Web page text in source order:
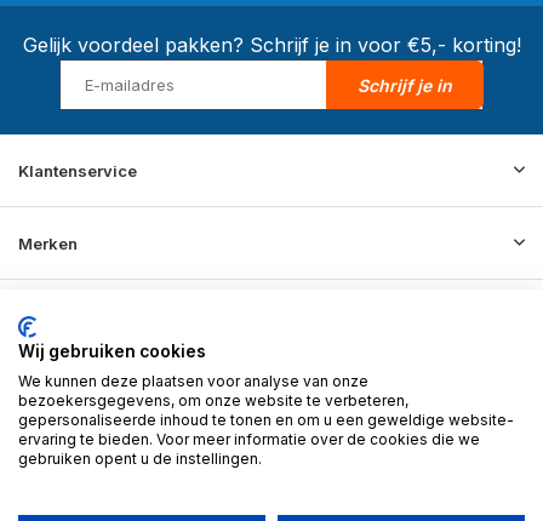
Gelijk voordeel pakken? Schrijf je in voor €5,- korting!
Schrijf je in
Klantenservice
Merken
Informatie
Contact
© 2026 BD Store - Theme By
Wij gebruiken cookies
We kunnen deze plaatsen voor analyse van onze
bezoekersgegevens, om onze website te verbeteren,
gepersonaliseerde inhoud te tonen en om u een geweldige website-
ervaring te bieden. Voor meer informatie over de cookies die we
gebruiken opent u de instellingen.